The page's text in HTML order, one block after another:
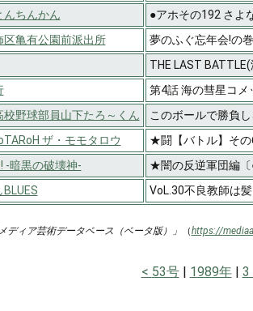
んちんかん
●アホその192 さよ
区亀有公園前派出所
夢のふぐ忘年会!の巻
THE LAST
第4話 海の彗星コメ
校野球部員山下たろ～くん
このボールで勝負
ザ・モモタロウ
★闘【バトル】その
-暗黒の破壊神-
★闇の反逆軍団編〔
VoL.30不良教師は
ディア芸術データベース（ベータ版）」 （https://
53号 1989年 3